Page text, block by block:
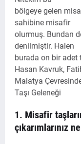
bölgeye gelen
sahibine misafir
olurmuş. Bundan
denilmiştir. Halen
burada on bir adet
Hasan Kavruk,
Malatya
Taşı Geleneği
1. Misafir
çıkarımlarınız